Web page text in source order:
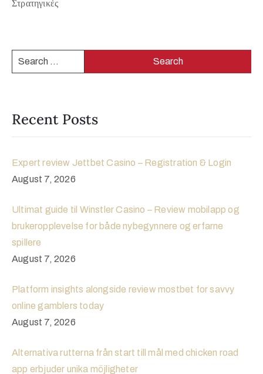
Στρατηγικές
Recent Posts
Expert review Jettbet Casino – Registration & Login
August 7, 2026
Ultimat guide til Winstler Casino – Review mobilapp og
brukeropplevelse for både nybegynnere og erfarne
spillere
August 7, 2026
Platform insights alongside review mostbet for savvy
online gamblers today
August 7, 2026
Alternativa rutterna från start till mål med chicken road
app erbjuder unika möjligheter